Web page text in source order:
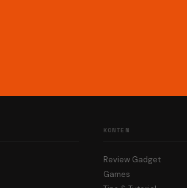
KONTEN
Review Gadget
Games